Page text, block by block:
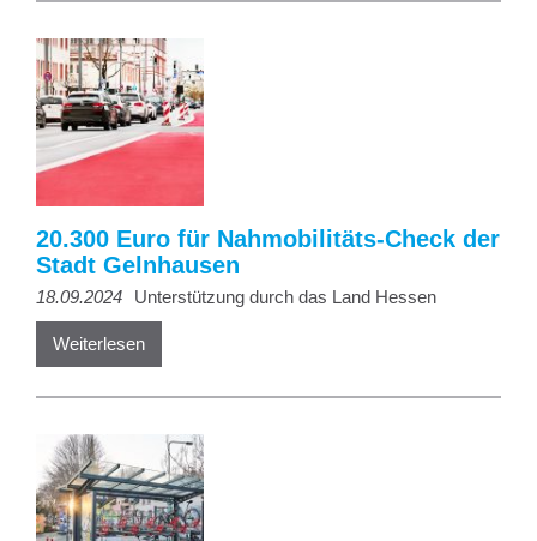
20.300 Euro für Nahmobilitäts-Check der
Stadt Gelnhausen
18.09.2024 Unterstützung durch das Land Hessen
Weiterlesen